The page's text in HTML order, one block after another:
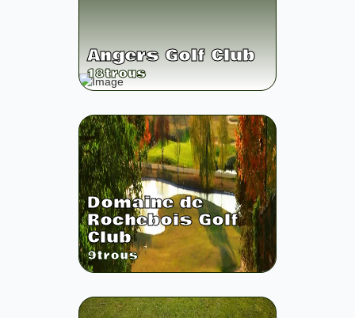
Angers Golf Club
18trous
Domaine de
Rochebois Golf
Club
9trous